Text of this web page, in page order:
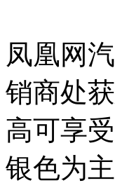
凤凰网
销商处
高可享
银色为